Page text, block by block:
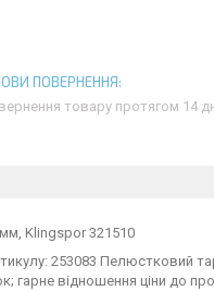
товару протягом 14
Klingspor 321510
253083 Пелюстковий
гарне відношення ціни до